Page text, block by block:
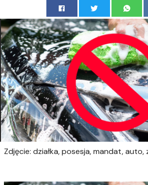
Zdjęcie: działka, posesja, mandat, auto,